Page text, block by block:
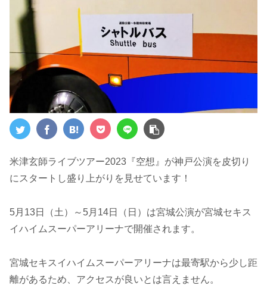
米津玄師ライブツアー2023『空想』が神戸公演を皮切り
にスタートし盛り上がりを見せています！
5月13日（土）～5月14日（日）は宮城公演が宮城セキス
イハイムスーパーアリーナで開催されます。
宮城セキスイハイムスーパーアリーナは最寄駅から少し距
離があるため、アクセスが良いとは言えません。